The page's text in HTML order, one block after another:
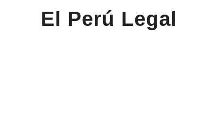
El Perú Legal